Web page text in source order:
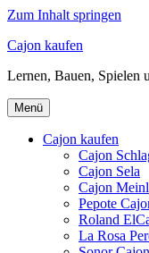
Zum Inhalt springen
Cajon kaufen
Lernen, Bauen, Spielen
Menü
Cajon kaufen
Cajon
Cajon Sela
Cajon Meinl
Pepote
Roland
La Rosa